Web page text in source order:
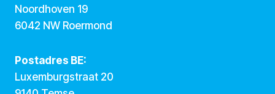
Noordhoven 19
6042 NW Roermond
Postadres BE:
Luxemburgstraat 20